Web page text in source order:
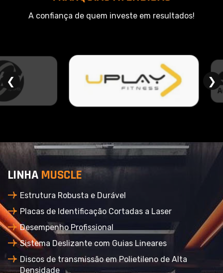
A confiança de quem investe em resultados!
❮ ❯
LINHA MUSCLE
Estrutura Robusta e Durável
Placas de Identificação Cortadas a Laser
Desempenho Profissional
Sistema Deslizante com Guias Lineares
Discos de transmissão em Polietileno de Alta
Densidade